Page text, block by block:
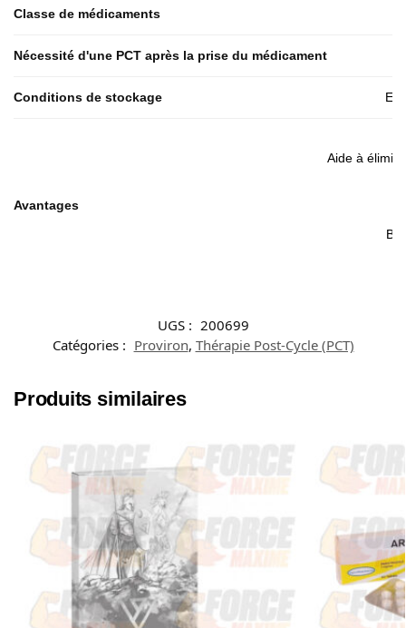
Classe de médicaments
Nécessité d'une PCT après la prise du médicament
Conditions de stockage
Avantages
Aide à
UGS : 200699
Catégories : Proviron, Thérapie Post-Cycle (PCT)
Produits similaires